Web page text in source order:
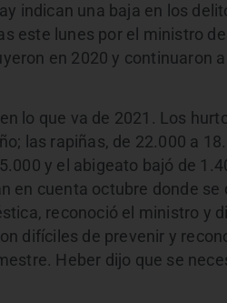
indican una baja en los
este lunes por el ministro de
en 2020 y continuaron
lo que va de 2021. Los
las rapiñas, de 22.000 a
y el abigeato bajó de
en cuenta octubre donde se
reconoció el ministro y
difíciles de prevenir y
Heber dijo que se